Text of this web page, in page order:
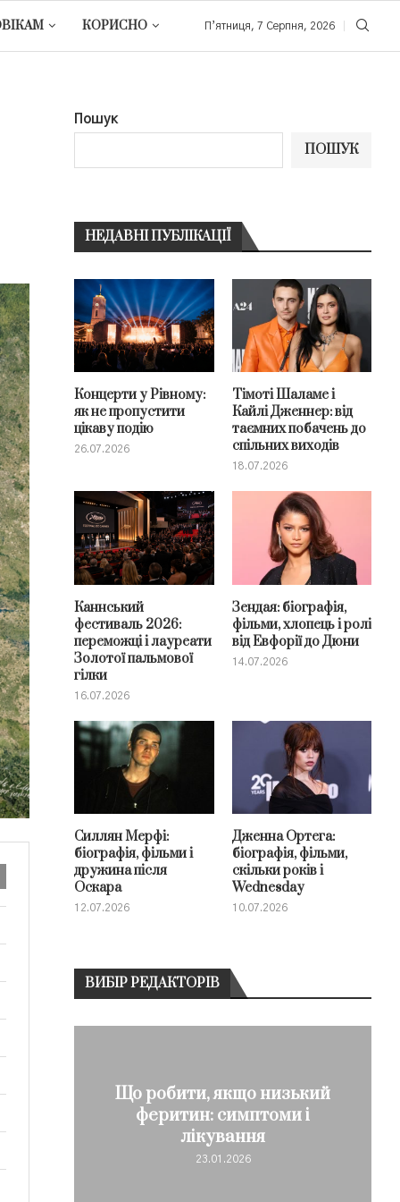
КОРИСНО П’ятниця, 7 Серпня, 2026
Пошук
ПОШУК
НЕДАВНІ ПУБЛІКАЦІЇ
Концерти у Рівному:
як не пропустити
цікаву подію
26.07.2026
Тімоті Шаламе і
Кайлі Дженнер: від
таємних побачень до
спільних виходів
18.07.2026
Каннський
фестиваль 2026:
переможці і лауреати
Золотої пальмової
гілки
16.07.2026
Зендая: біографія,
фільми, хлопець і ролі
від Евфорії до Дюни
14.07.2026
Силлян Мерфі:
біографія, фільми і
дружина після
Оскара
12.07.2026
Дженна Ортега:
біографія, фільми,
скільки років і
Wednesday
10.07.2026
ВИБІР РЕДАКТОРІВ
Що робити, якщо низький
феритин: симптоми і
лікування
23.01.2026